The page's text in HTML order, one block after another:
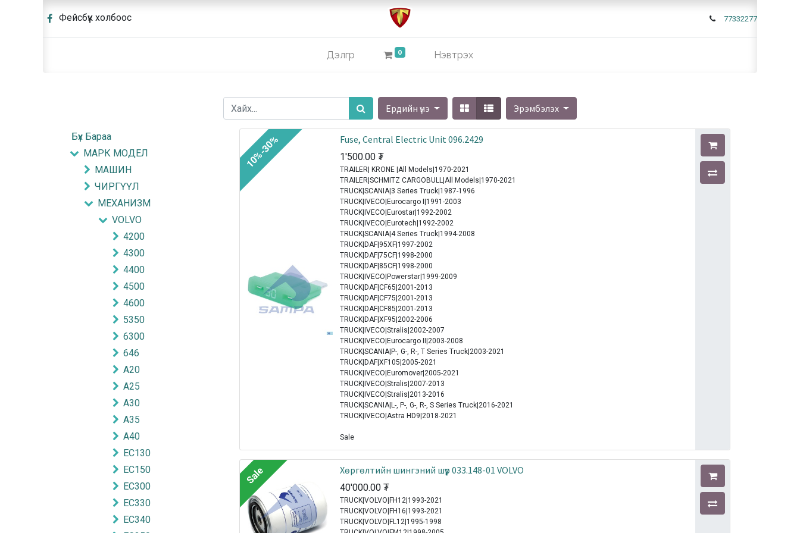
Фейсбүүк холбоос 77332277
Дэлгүүр 0 Нэвтрэх
Ердийн үнэ Эрэмбэлэх
Бүх Бараа
МАРК МОДЕЛ
МАШИН
ЧИРГҮҮЛ
МЕХАНИЗМ
VOLVO
4200
4300
4400
4500
4600
5350
6300
646
A20
A25
A30
A35
A40
EC130
EC150
EC300
EC330
EC340
Fuse, Central Electric Unit 096.2429
1'500.00 ₮
TRAILER| KRONE |All Models|1970-2021
TRAILER|SCHMITZ CARGOBULL|All Models|1970-2021
TRUCK|SCANIA|3 Series Truck|1987-1996
TRUCK|IVECO|Eurocargo I|1991-2003
TRUCK|IVECO|Eurostar|1992-2002
TRUCK|IVECO|Eurotech|1992-2002
TRUCK|SCANIA|4 Series Truck|1994-2008
TRUCK|DAF|95XF|1997-2002
TRUCK|DAF|75CF|1998-2000
TRUCK|DAF|85CF|1998-2000
TRUCK|IVECO|Powerstar|1999-2009
TRUCK|DAF|CF65|2001-2013
TRUCK|DAF|CF75|2001-2013
TRUCK|DAF|CF85|2001-2013
TRUCK|DAF|XF95|2002-2006
TRUCK|IVECO|Stralis|2002-2007
TRUCK|IVECO|Eurocargo II|2003-2008
TRUCK|SCANIA|P-, G-, R-, T Series Truck|2003-2021
TRUCK|DAF|XF105|2005-2021
TRUCK|IVECO|Euromover|2005-2021
TRUCK|IVECO|Stralis|2007-2013
TRUCK|IVECO|Stralis|2013-2016
TRUCK|SCANIA|L-, P-, G-, R-, S Series Truck|2016-2021
TRUCK|IVECO|Astra HD9|2018-2021
Sale
10%-30%
Xөргөлтийн шингэний шүүр 033.148-01 VOLVO
40'000.00 ₮
TRUCK|VOLVO|FH12|1993-2021
TRUCK|VOLVO|FH16|1993-2021
TRUCK|VOLVO|FL12|1995-1998
Sale